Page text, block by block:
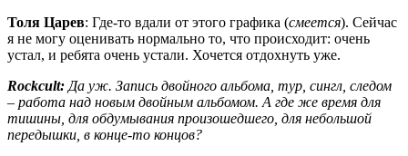
Толя Царев: Где-то вдали от этого графика (смеется). Сейчас
я не могу оценивать нормально то, что происходит: очень
устал, и ребята очень устали. Хочется отдохнуть уже.
Rockcult: Да уж. Запись двойного альбома, тур, сингл, следом
– работа над новым двойным альбомом. А где же время для
тишины, для обдумывания произошедшего, для небольшой
передышки, в конце-то концов?